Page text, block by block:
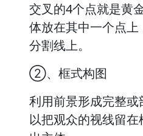
交叉的4个点就是黄
体放在其中一个点
分割线上。
②、框式构图
利用前景形成完整或
以把观众的视线留